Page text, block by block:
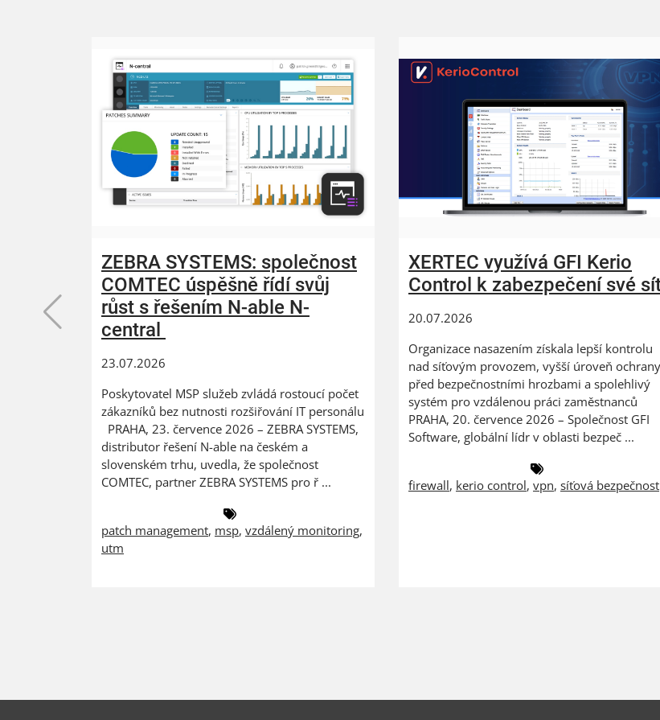
ZEBRA SYSTEMS: společnost
COMTEC úspěšně řídí svůj
růst s řešením N-able N-
central
23.07.2026
Poskytovatel MSP služeb zvládá rostoucí počet
zákazníků bez nutnosti rozšiřování IT personálu
PRAHA, 23. července 2026 – ZEBRA SYSTEMS,
distributor řešení N-able na českém a
slovenském trhu, uvedla, že společnost
COMTEC, partner ZEBRA SYSTEMS pro ř ...
patch management, msp, vzdálený monitoring,
utm
XERTEC využívá GFI Kerio
Control k zabezpečení své
20.07.2026
Organizace nasazením získala lepší kontrolu
nad síťovým provozem, vyšší úroveň ochrany
před bezpečnostními hrozbami a spolehlivý
systém pro vzdálenou práci zaměstnanců
PRAHA, 20. července 2026 – Společnost GFI
Software, globální lídr v oblasti bezpeč ...
firewall, kerio control, vpn, síťová bezpečnost